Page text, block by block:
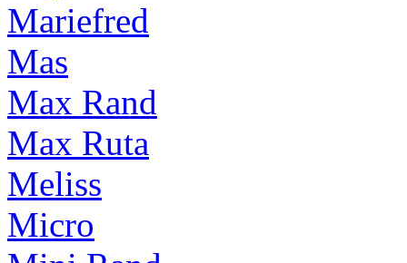
Mariefred
Mas
Max Rand
Max Ruta
Meliss
Micro